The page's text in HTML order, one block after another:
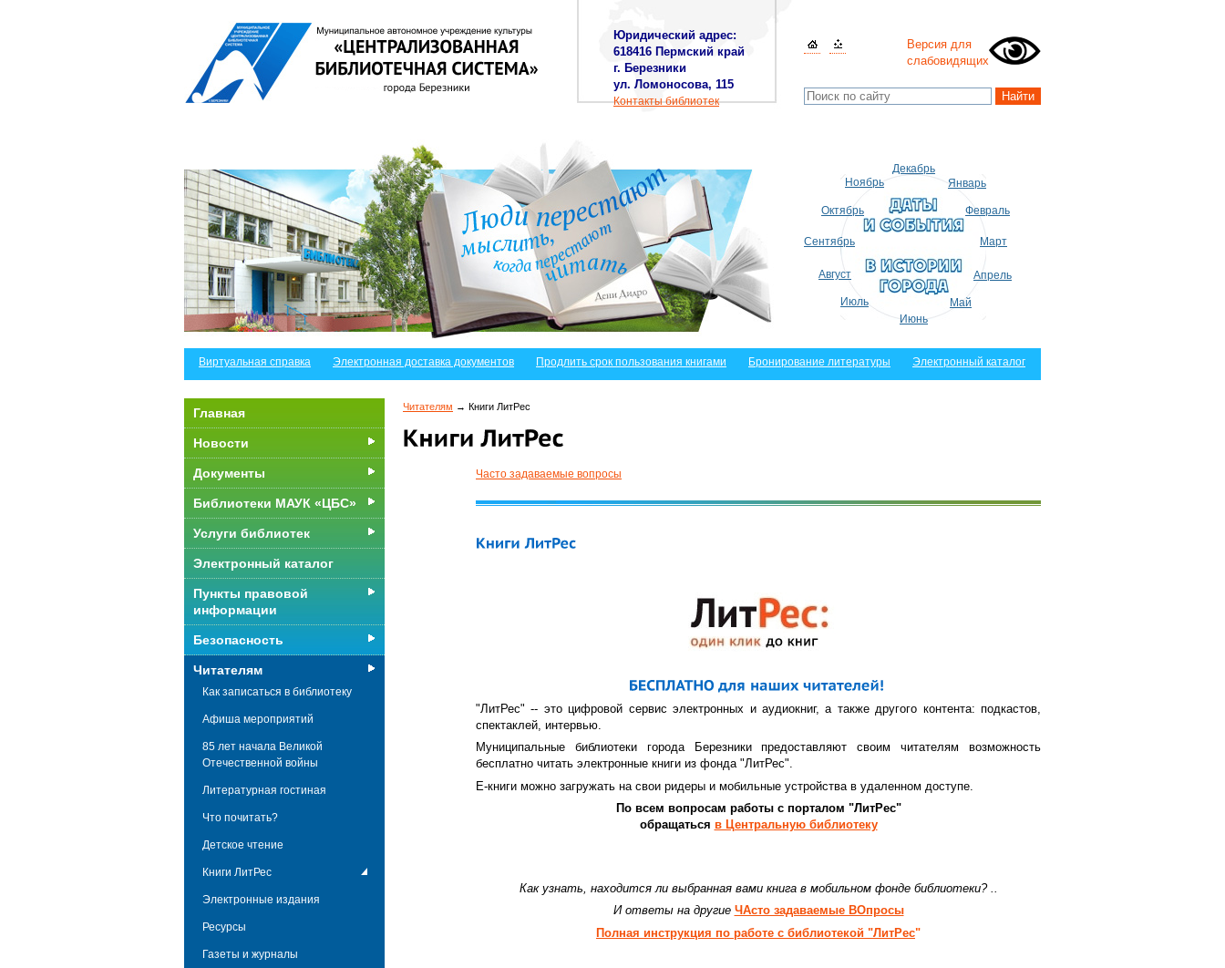
Юридический адрес:
618416 Пермский край
г. Березники
ул. Ломоносова, 115
Контакты библиотек
Версия для
слабовидящих
Январь
Февраль
Март
Апрель
Май
Июнь
Июль
Август
Сентябрь
Октябрь
Ноябрь
Декабрь
Виртуальная справка Электронная доставка документов Продлить срок пользования книгами Бронирование литературы Электронный каталог
Читателям → Книги ЛитРес
Часто задаваемые вопросы
"ЛитРес" -- это цифровой сервис электронных и аудиокниг, а также другого контента: подкастов,
спектаклей, интервью.
Муниципальные библиотеки города Березники предоставляют своим читателям возможность
бесплатно читать электронные книги из фонда "ЛитРес".
Е-книги можно загружать на свои ридеры и мобильные устройства в удаленном доступе.
По всем вопросам работы с порталом "ЛитРес"
обращаться в Центральную библиотеку
Как узнать, находится ли выбранная вами книга в мобильном фонде библиотеки? ..
И ответы на другие ЧАсто задаваемые ВОпросы
Полная инструкция по работе с библиотекой "ЛитРес"
Главная
Новости
Документы
Библиотеки МАУК «ЦБС»
Услуги библиотек
Электронный каталог
Пункты правовой
информации
Безопасность
Читателям
Как записаться в библиотеку
Афиша мероприятий
85 лет начала Великой
Отечественной войны
Литературная гостиная
Что почитать?
Детское чтение
Книги ЛитРес
Электронные издания
Ресурсы
Газеты и журналы